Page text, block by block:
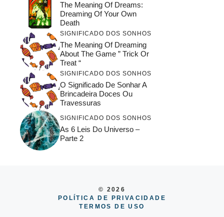
The Meaning Of Dreams:
Dreaming Of Your Own
Death
SIGNIFICADO DOS SONHOS
The Meaning Of Dreaming
About The Game ” Trick Or
Treat “
SIGNIFICADO DOS SONHOS
O Significado De Sonhar A
Brincadeira Doces Ou
Travessuras
SIGNIFICADO DOS SONHOS
As 6 Leis Do Universo –
Parte 2
© 2026
POLÍTICA DE PRIVACIDADE
TERMOS DE USO